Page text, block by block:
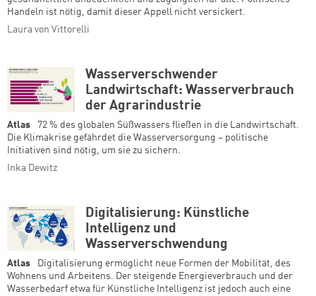
Handeln ist nötig, damit dieser Appell nicht versickert.
Laura von Vittorelli
Wasserverschwender
Landwirtschaft: Wasserverbrauch
der Agrarindustrie
Atlas
72 % des globalen Süßwassers fließen in die Landwirtschaft.
Die Klimakrise gefährdet die Wasserversorgung – politische
Initiativen sind nötig, um sie zu sichern.
Inka Dewitz
Digitalisierung: Künstliche
Intelligenz und
Wasserverschwendung
Atlas
Digitalisierung ermöglicht neue Formen der Mobilität, des
Wohnens und Arbeitens. Der steigende Energieverbrauch und der
Wasserbedarf etwa für Künstliche Intelligenz ist jedoch auch eine